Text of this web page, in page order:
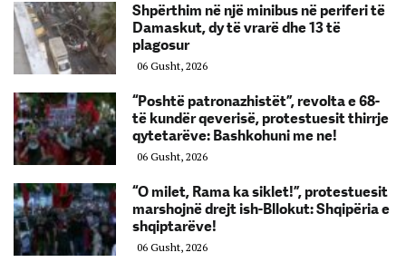
Shpërthim në një minibus në periferi të
Damaskut, dy të vrarë dhe 13 të
plagosur
06 Gusht, 2026
“Poshtë patronazhistët”, revolta e 68-
të kundër qeverisë, protestuesit thirrje
qytetarëve: Bashkohuni me ne!
06 Gusht, 2026
“O milet, Rama ka siklet!”, protestuesit
marshojnë drejt ish-Bllokut: Shqipëria e
shqiptarëve!
06 Gusht, 2026